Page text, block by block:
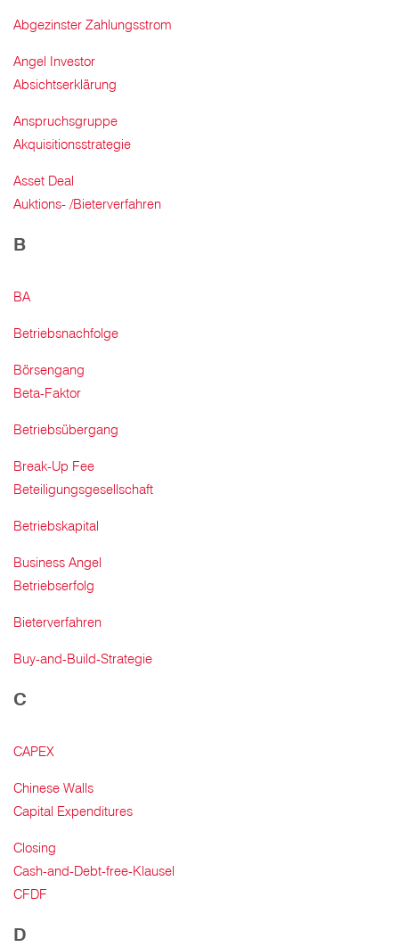
Abgezinster Zahlungsstrom
Angel Investor
Absichtserklärung
Anspruchsgruppe
Akquisitionsstrategie
Asset Deal
Auktions- /Bieterverfahren
B
BA
Betriebsnachfolge
Börsengang
Beta-Faktor
Betriebsübergang
Break-Up Fee
Beteiligungsgesellschaft
Betriebskapital
Business Angel
Betriebserfolg
Bieterverfahren
Buy-and-Build-Strategie
C
CAPEX
Chinese Walls
Capital Expenditures
Closing
Cash-and-Debt-free-Klausel
CFDF
D